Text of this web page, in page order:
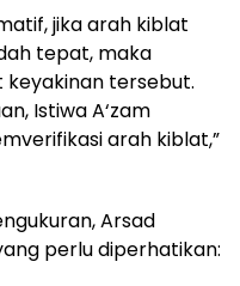
jika arah kiblat
tepat, maka
tersebut.
Istiwa A‘zam
arah kiblat,”
Arsad
perlu diperhatikan: